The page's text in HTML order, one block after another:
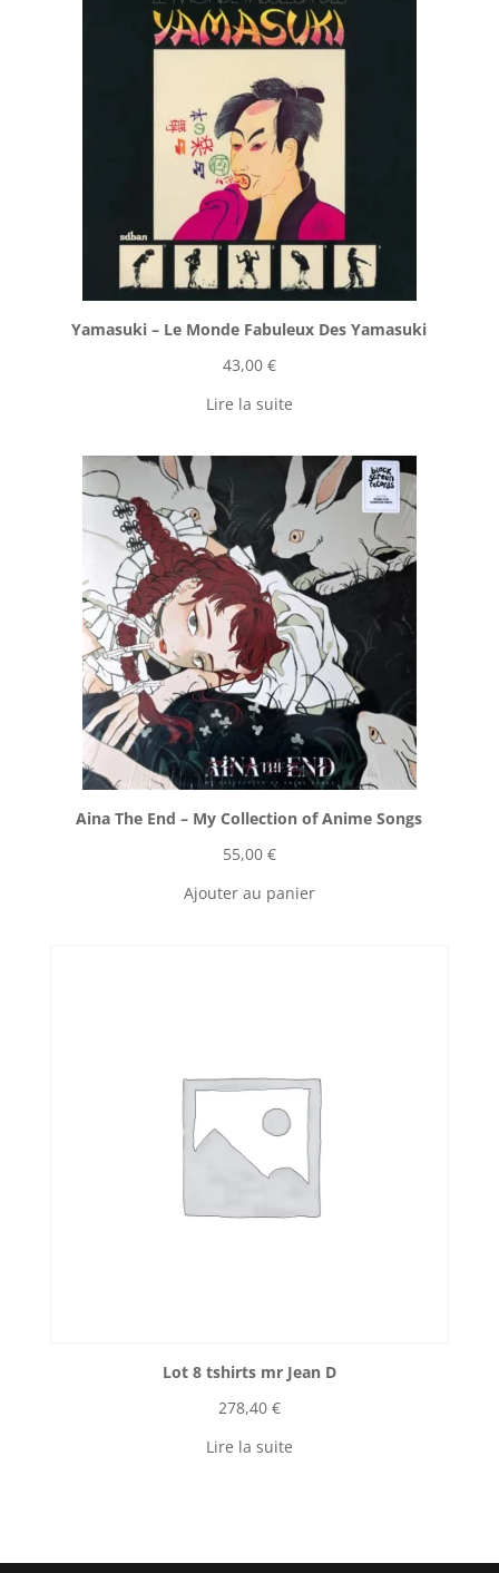
Yamasuki ‎– Le Monde Fabuleux Des Yamasuki
43,00 €
Lire la suite
Aina The End ‎– My Collection of Anime Songs
55,00 €
Ajouter au panier
Lot 8 tshirts mr Jean D
278,40 €
Lire la suite